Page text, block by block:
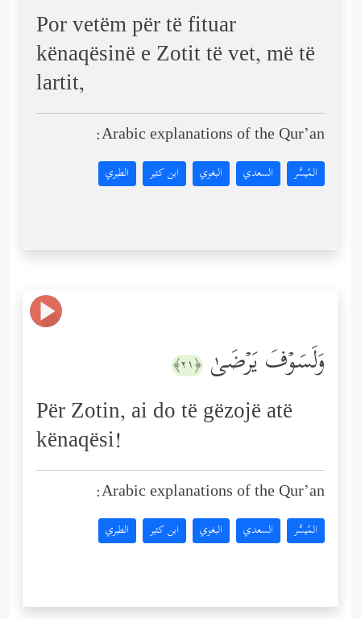
Por vetëm për të fituar
kënaqësinë e Zotit të vet, më të
lartit,
Arabic explanations of the Qur’an:
المُيسَّر السعدي البغوي ابن كثير الطبري
وَلَسَوۡفَ یَرۡضَىٰ ﴿٢١﴾
Për Zotin, ai do të gëzojë atë
kënaqësi!
Arabic explanations of the Qur’an:
المُيسَّر السعدي البغوي ابن كثير الطبري